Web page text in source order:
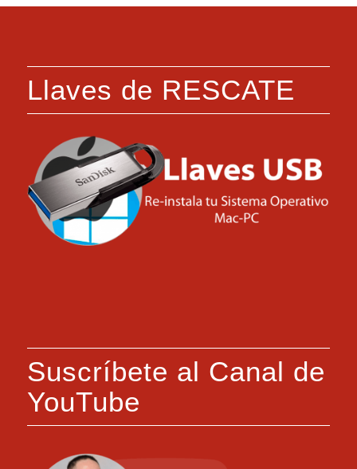
Llaves de RESCATE
Suscríbete al Canal de
YouTube